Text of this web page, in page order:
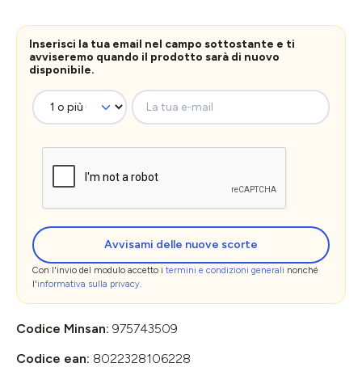
Inserisci la tua email nel campo sottostante e ti
avviseremo quando il prodotto sarà di nuovo
disponibile.
La tua e-mail
Avvisami delle nuove scorte
Con l'invio del modulo accetto i termini e condizioni generali nonché
l'informativa sulla privacy.
Codice Minsan: 975743509
Codice ean: 8022328106228